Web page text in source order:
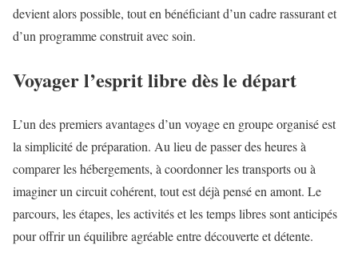
devient alors possible, tout en bénéficiant d’un cadre rassurant et
d’un programme construit avec soin.
Voyager l’esprit libre dès le départ
L’un des premiers avantages d’un voyage en groupe organisé est
la simplicité de préparation. Au lieu de passer des heures à
comparer les hébergements, à coordonner les transports ou à
imaginer un circuit cohérent, tout est déjà pensé en amont. Le
parcours, les étapes, les activités et les temps libres sont anticipés
pour offrir un équilibre agréable entre découverte et détente.